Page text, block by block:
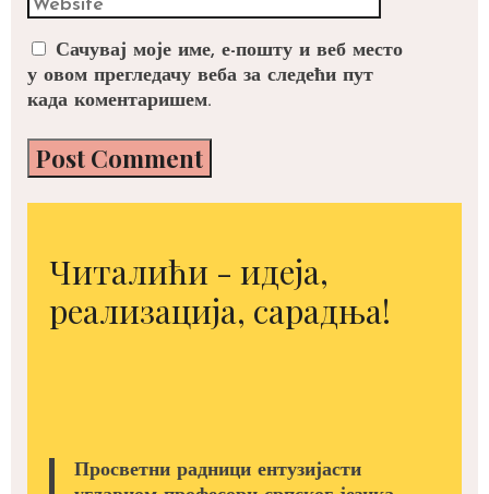
Сачувај моје име, е-пошту и веб место
у овом прегледачу веба за следећи пут
када коментаришем.
Читалићи - идеја,
реализација, сарадња!
Просветни радници ентузијасти